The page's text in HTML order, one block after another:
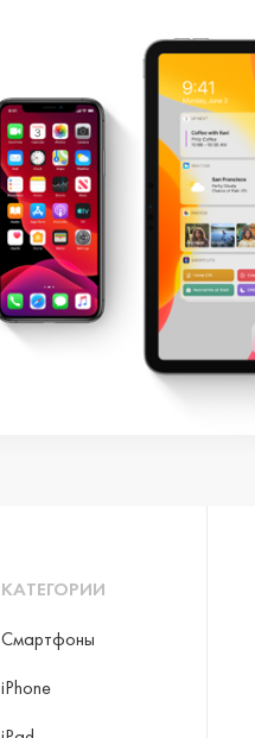
КАТЕГОРИИ
Смартфоны
iPhone